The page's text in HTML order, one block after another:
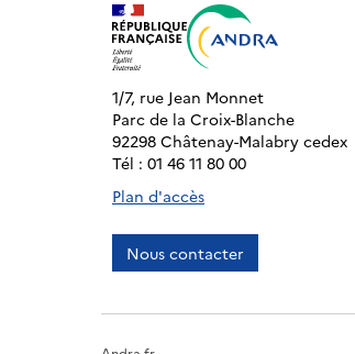
1/7, rue Jean Monnet
Parc de la Croix-Blanche
92298 Châtenay-Malabry cedex
Tél : 01 46 11 80 00
Plan d'accès
Nous contacter